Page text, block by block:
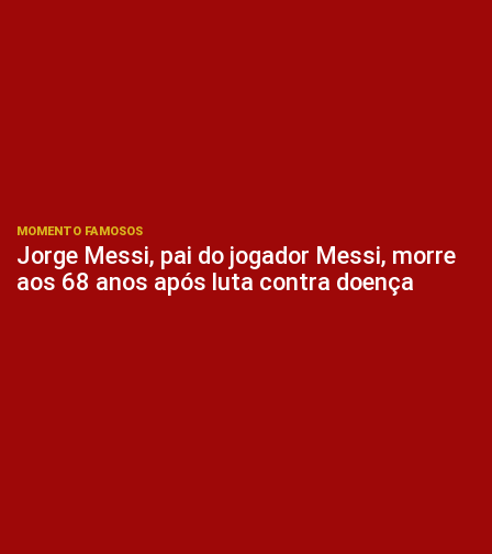
MOMENTO FAMOSOS
Jorge Messi, pai do jogador Messi, morre
aos 68 anos após luta contra doença